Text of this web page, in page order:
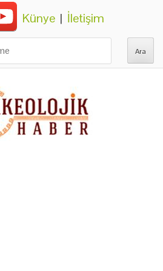
Künye | İletişim